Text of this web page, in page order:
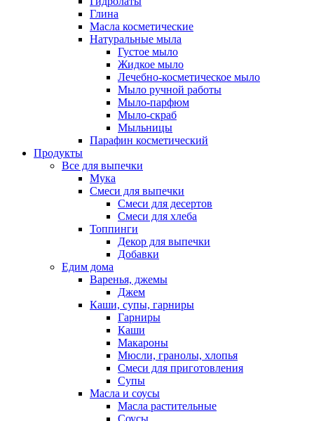
Глина
Масла косметические
Натуральные мыла
Густое мыло
Жидкое мыло
Лечебно-косметическое мыло
Мыло ручной работы
Мыло-парфюм
Мыло-скраб
Мыльницы
Парафин косметический
Продукты
Все для выпечки
Мука
Смеси для выпечки
Смеси для десертов
Смеси для хлеба
Топпинги
Декор для выпечки
Добавки
Едим дома
Варенья, джемы
Джем
Каши, супы, гарниры
Гарниры
Каши
Макароны
Мюсли, гранолы, хлопья
Смеси для приготовления
Супы
Масла и соусы
Масла растительные
Соусы